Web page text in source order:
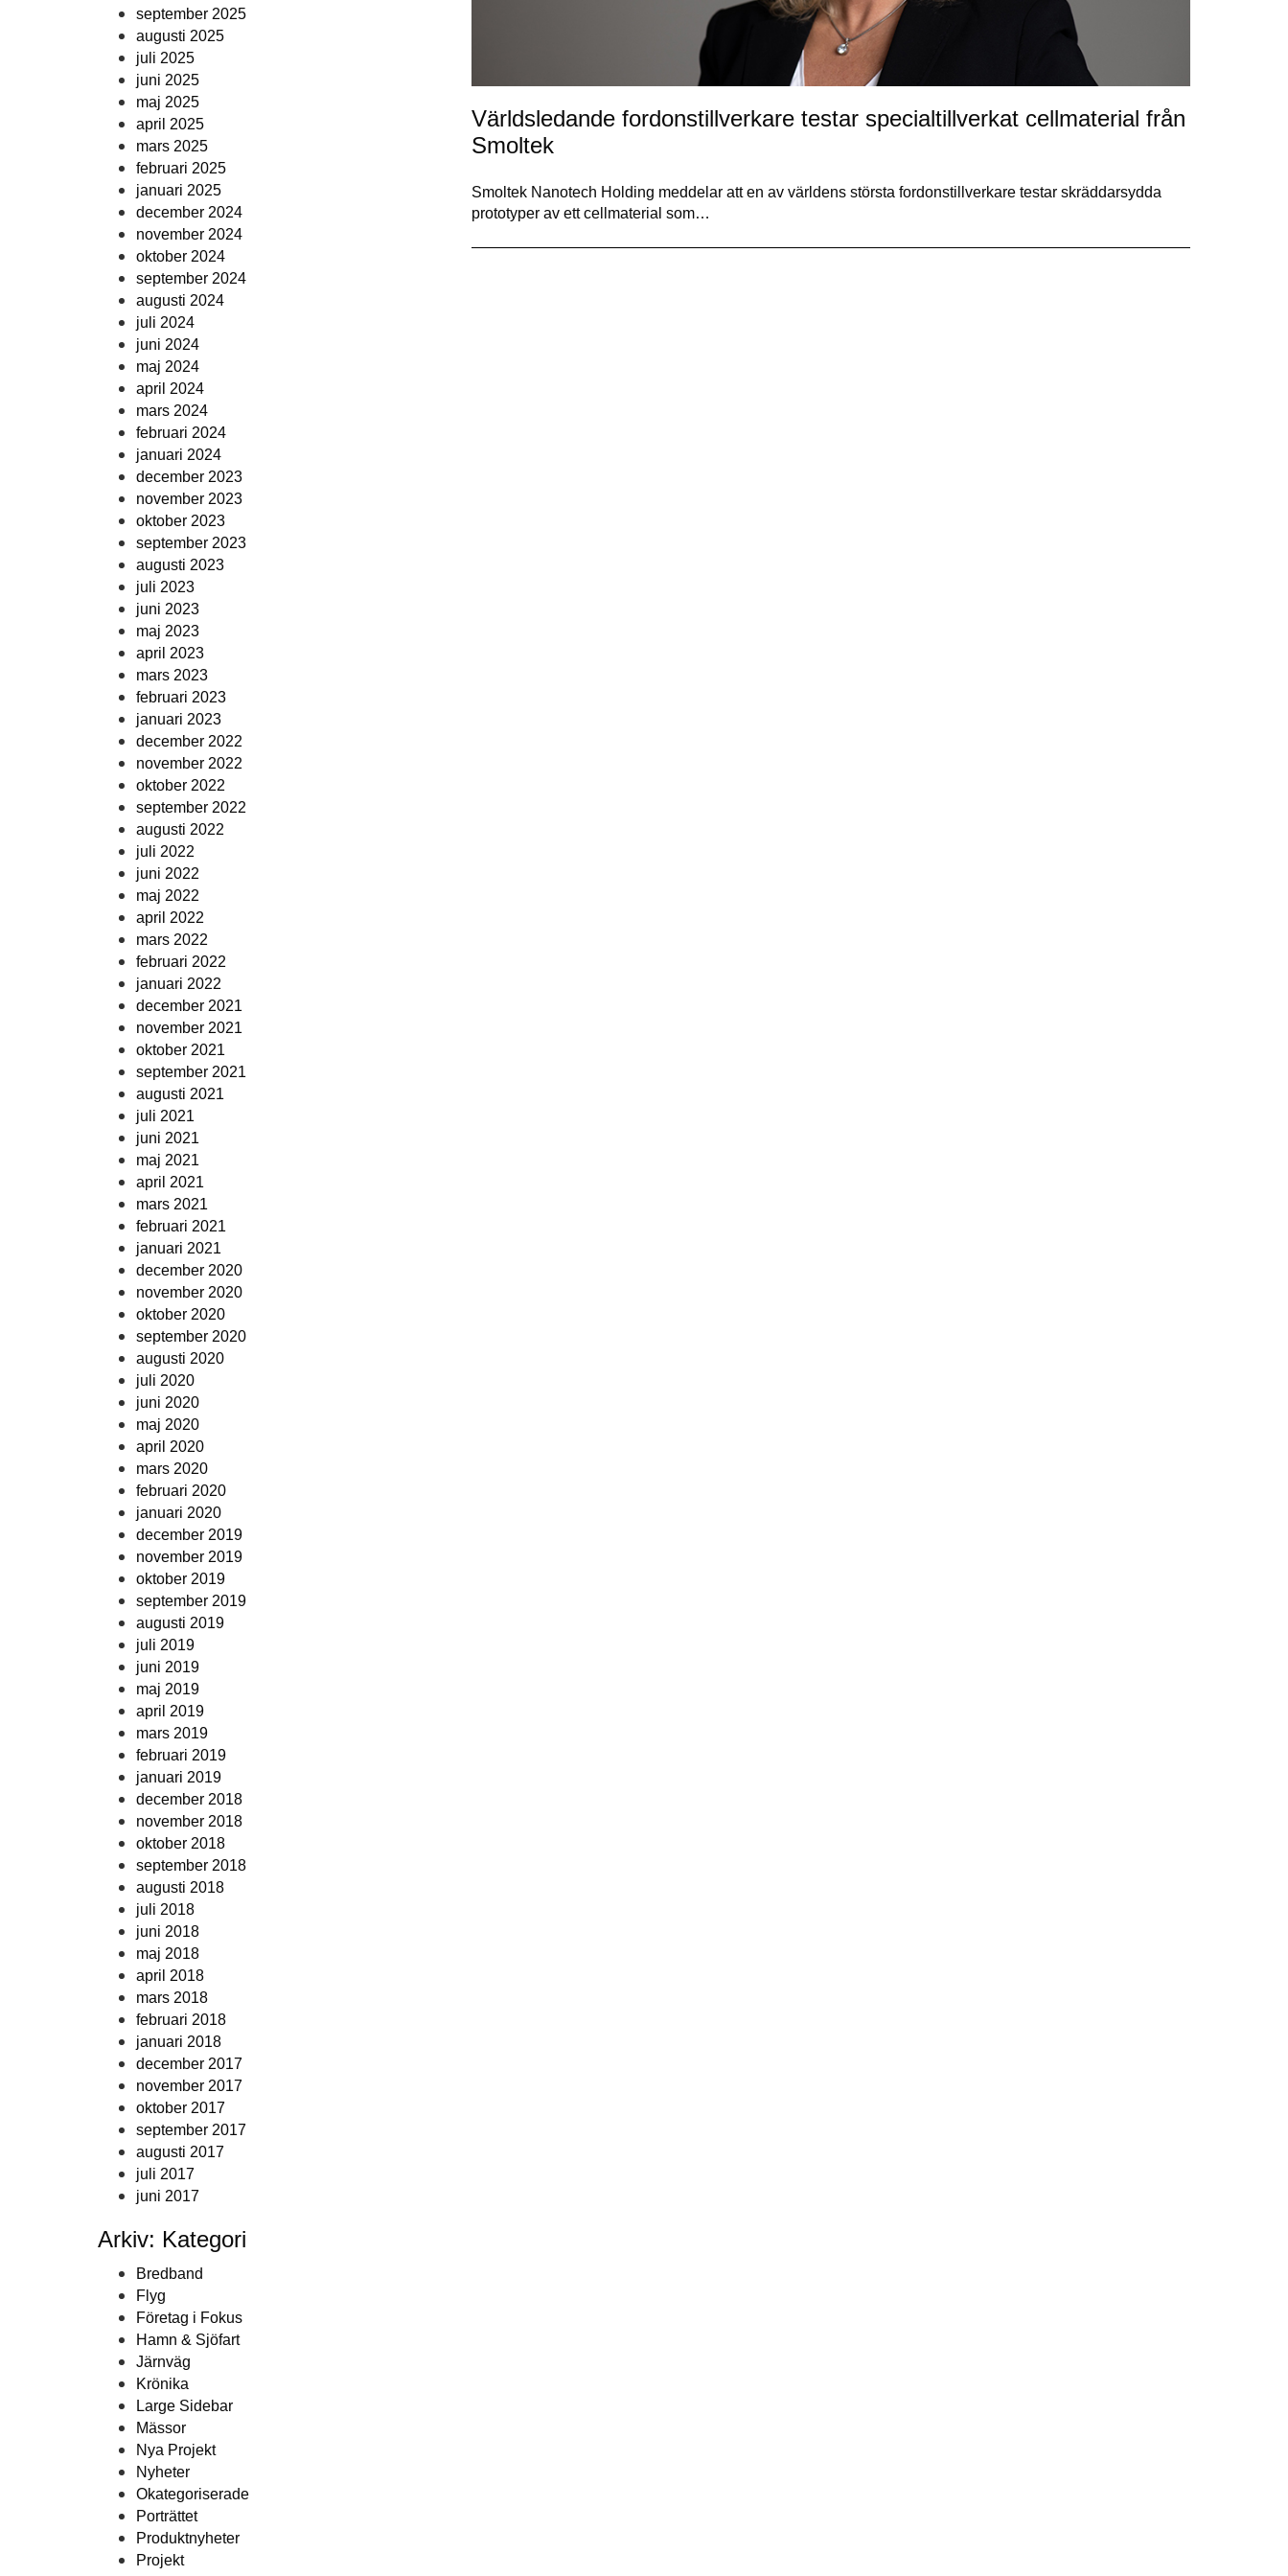
september 2025
augusti 2025
juli 2025
juni 2025
maj 2025
april 2025
mars 2025
februari 2025
januari 2025
december 2024
november 2024
oktober 2024
september 2024
augusti 2024
juli 2024
juni 2024
maj 2024
april 2024
mars 2024
februari 2024
januari 2024
december 2023
november 2023
oktober 2023
september 2023
augusti 2023
juli 2023
juni 2023
maj 2023
april 2023
mars 2023
februari 2023
januari 2023
december 2022
november 2022
oktober 2022
september 2022
augusti 2022
juli 2022
juni 2022
maj 2022
april 2022
mars 2022
februari 2022
januari 2022
december 2021
november 2021
oktober 2021
september 2021
augusti 2021
juli 2021
juni 2021
maj 2021
april 2021
mars 2021
februari 2021
januari 2021
december 2020
november 2020
oktober 2020
september 2020
augusti 2020
juli 2020
juni 2020
maj 2020
april 2020
mars 2020
februari 2020
januari 2020
december 2019
november 2019
oktober 2019
september 2019
augusti 2019
juli 2019
juni 2019
maj 2019
april 2019
mars 2019
februari 2019
januari 2019
december 2018
november 2018
oktober 2018
september 2018
augusti 2018
juli 2018
juni 2018
maj 2018
april 2018
mars 2018
februari 2018
januari 2018
december 2017
november 2017
oktober 2017
september 2017
augusti 2017
juli 2017
juni 2017
Arkiv: Kategori
Bredband
Flyg
Företag i Fokus
Hamn & Sjöfart
Järnväg
Krönika
Large Sidebar
Mässor
Nya Projekt
Nyheter
Okategoriserade
Porträttet
Produktnyheter
Projekt
Världsledande fordonstillverkare testar specialtillverkat cellmaterial från
Smoltek
Smoltek Nanotech Holding meddelar att en av världens största fordonstillverkare testar skräddarsydda
prototyper av ett cellmaterial som…